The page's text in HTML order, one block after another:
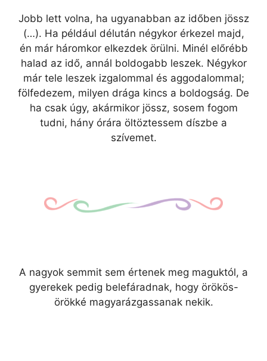
Jobb lett volna, ha ugyanabban az időben jössz
(…). Ha például délután négykor érkezel majd,
én már háromkor elkezdek örülni. Minél előrébb
halad az idő, annál boldogabb leszek. Négykor
már tele leszek izgalommal és aggodalommal;
fölfedezem, milyen drága kincs a boldogság. De
ha csak úgy, akármikor jössz, sosem fogom
tudni, hány órára öltöztessem díszbe a
szívemet.
A nagyok semmit sem értenek meg maguktól, a
gyerekek pedig belefáradnak, hogy örökös-
örökké magyarázgassanak nekik.